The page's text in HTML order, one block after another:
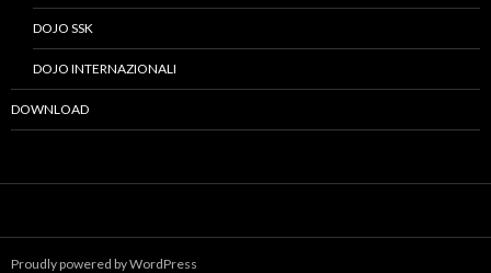
DOJO SSK
DOJO INTERNAZIONALI
DOWNLOAD
Proudly powered by WordPress